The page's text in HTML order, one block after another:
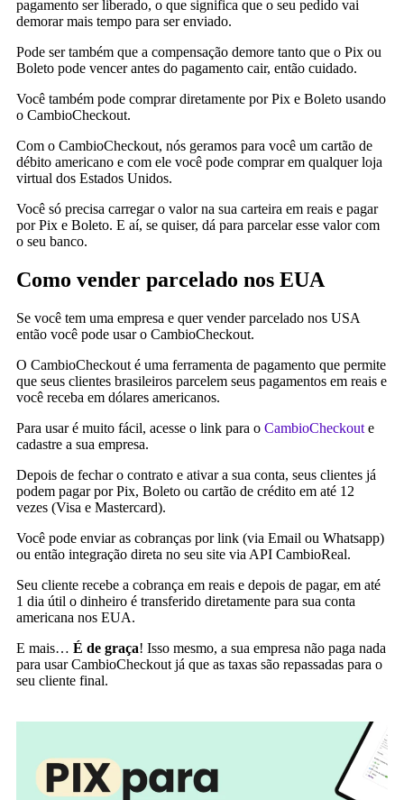
pagamento ser liberado, o que significa que o seu pedido vai
demorar mais tempo para ser enviado.
Pode ser também que a compensação demore tanto que o Pix ou
Boleto pode vencer antes do pagamento cair, então cuidado.
Você também pode comprar diretamente por Pix e Boleto usando
o CambioCheckout.
Com o CambioCheckout, nós geramos para você um cartão de
débito americano e com ele você pode comprar em qualquer loja
virtual dos Estados Unidos.
Você só precisa carregar o valor na sua carteira em reais e pagar
por Pix e Boleto. E aí, se quiser, dá para parcelar esse valor com
o seu banco.
Como vender parcelado nos EUA
Se você tem uma empresa e quer vender parcelado nos USA
então você pode usar o CambioCheckout.
O CambioCheckout é uma ferramenta de pagamento que permite
que seus clientes brasileiros parcelem seus pagamentos em reais e
você receba em dólares americanos.
Para usar é muito fácil, acesse o link para o CambioCheckout e
cadastre a sua empresa.
Depois de fechar o contrato e ativar a sua conta, seus clientes já
podem pagar por Pix, Boleto ou cartão de crédito em até 12
vezes (Visa e Mastercard).
Você pode enviar as cobranças por link (via Email ou Whatsapp)
ou então integração direta no seu site via API CambioReal.
Seu cliente recebe a cobrança em reais e depois de pagar, em até
1 dia útil o dinheiro é transferido diretamente para sua conta
americana nos EUA.
E mais… É de graça! Isso mesmo, a sua empresa não paga nada
para usar CambioCheckout já que as taxas são repassadas para o
seu cliente final.